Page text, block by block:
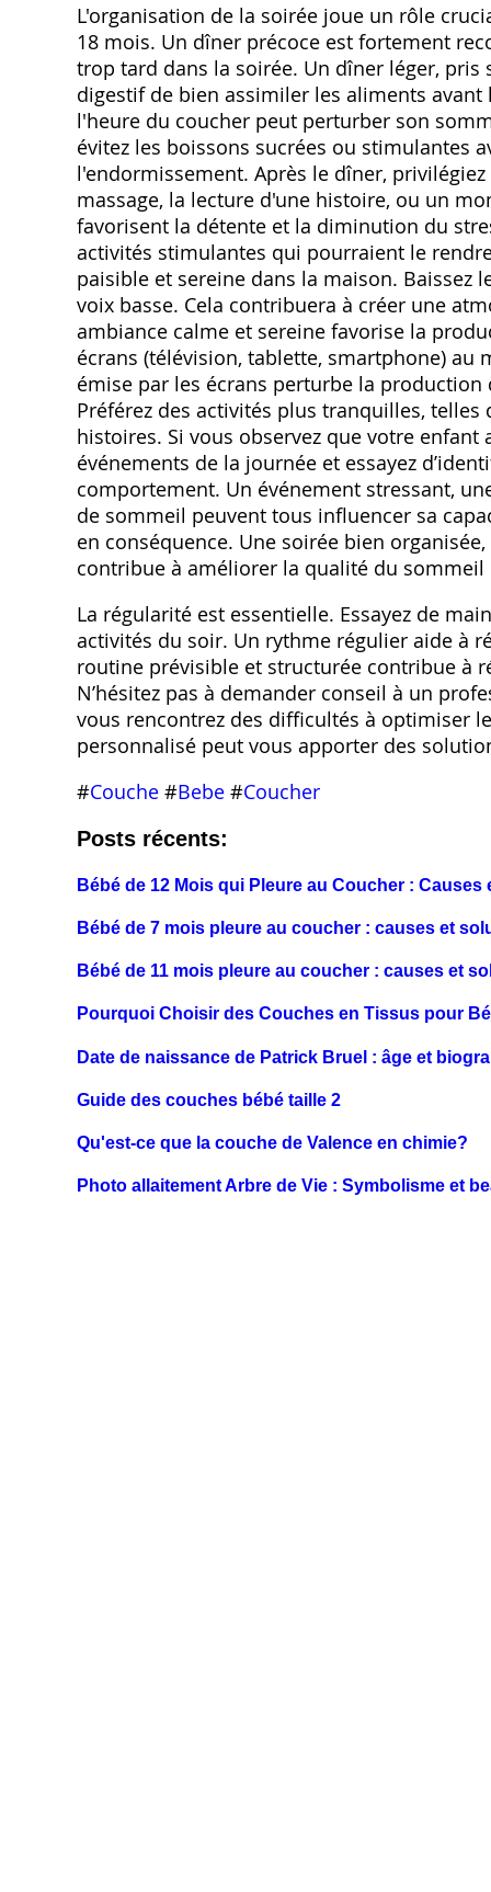
L'organisation de la soirée joue un rôle
18 mois. Un dîner précoce est fortement
trop tard dans la soirée. Un dîner léger,
digestif de bien assimiler les aliments
l'heure du coucher peut perturber son
évitez les boissons sucrées ou stimulantes
l'endormissement. Après le dîner,
massage, la lecture d'une histoire, ou un
favorisent la détente et la diminution du
activités stimulantes qui pourraient le
paisible et sereine dans la maison. Baissez
voix basse. Cela contribuera à créer une
ambiance calme et sereine favorise la
écrans (télévision, tablette, smartphone) au
émise par les écrans perturbe la
Préférez des activités plus tranquilles,
histoires. Si vous observez que votre
événements de la journée et essayez
comportement. Un événement stressant,
de sommeil peuvent tous influencer sa
en conséquence. Une soirée bien
contribue à améliorer la qualité du
La régularité est essentielle. Essayez de
activités du soir. Un rythme régulier aide à
routine prévisible et structurée contribue à
N’hésitez pas à demander conseil à un
vous rencontrez des difficultés à optimiser
personnalisé peut vous apporter des
#Couche #Bebe #Coucher
Posts récents:
Bébé de 12 Mois qui Pleure au Coucher : Causes
Bébé de 7 mois pleure au coucher : causes et
Bébé de 11 mois pleure au coucher : causes et
Pourquoi Choisir des Couches en Tissus pour
Date de naissance de Patrick Bruel : âge et
Guide des couches bébé taille 2
Qu'est-ce que la couche de Valence en chimie?
Photo allaitement Arbre de Vie : Symbolisme et